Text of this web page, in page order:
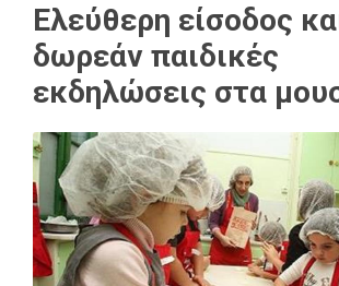
Ελεύθερη είσοδος
δωρεάν παιδικές
εκδηλώσεις στα